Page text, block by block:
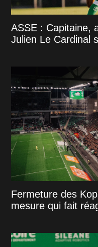
ASSE : Capitaine,
Julien Le Cardinal
Fermeture des
mesure qui fait